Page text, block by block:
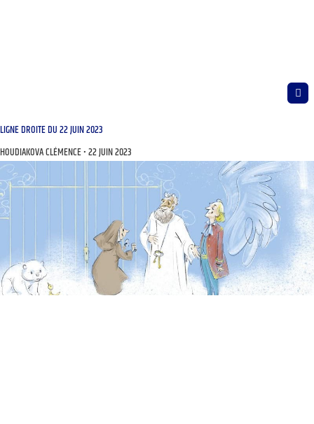
LIGNE DROITE DU 22 JUIN 2023
HOUDIAKOVA CLÉMENCE 22 JUIN 2023